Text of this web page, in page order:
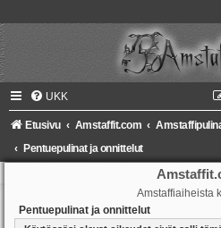
UKK
Etusivu Amstaffit.com
Pentuepulinat ja onnittelut
Amstaffiaiheista
Pentuepulinat ja onnittelut